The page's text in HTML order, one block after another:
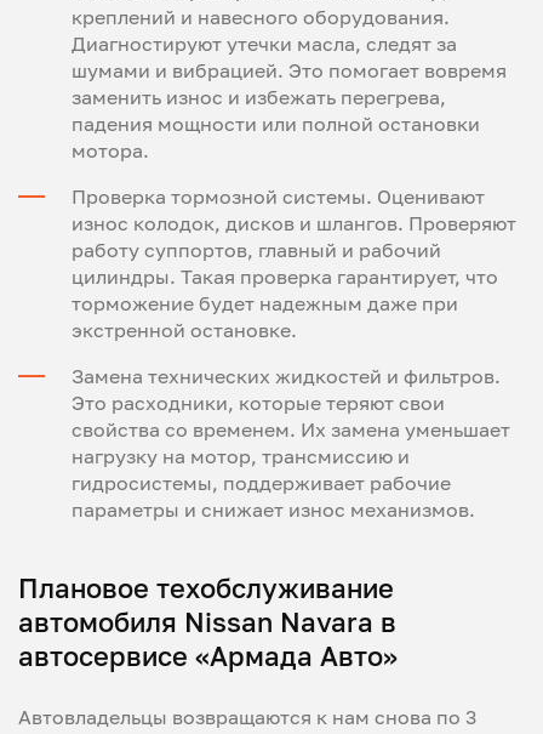
креплений и навесного оборудования.
Диагностируют утечки масла, следят за
шумами и вибрацией. Это помогает вовремя
заменить износ и избежать перегрева,
падения мощности или полной остановки
мотора.
Проверка тормозной системы. Оценивают
износ колодок, дисков и шлангов. Проверяют
работу суппортов, главный и рабочий
цилиндры. Такая проверка гарантирует, что
торможение будет надежным даже при
экстренной остановке.
Замена технических жидкостей и фильтров.
Это расходники, которые теряют свои
свойства со временем. Их замена уменьшает
нагрузку на мотор, трансмиссию и
гидросистемы, поддерживает рабочие
параметры и снижает износ механизмов.
Плановое техобслуживание
автомобиля Nissan Navara в
автосервисе «Армада Авто»
Автовладельцы возвращаются к нам снова по 3